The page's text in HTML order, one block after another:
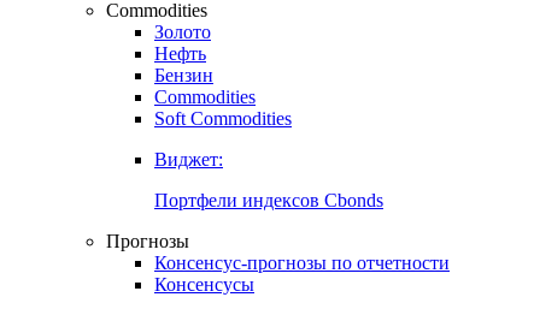
Commodities
Золото
Нефть
Бензин
Commodities
Soft Commodities
Виджет:
Портфели индексов Cbonds
Прогнозы
Консенсус-прогнозы по отчетности
Консенсусы